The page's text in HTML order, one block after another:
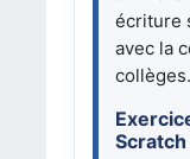
écriture
avec la
collèges.
Scratch